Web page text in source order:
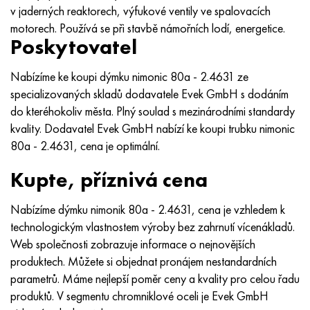
v jaderných reaktorech, výfukové ventily ve spalovacích
motorech. Používá se při stavbě námořních lodí, energetice.
Poskytovatel
Nabízíme ke koupi dýmku nimonic 80a - 2.4631 ze
specializovaných skladů dodavatele Evek GmbH s dodáním
do kteréhokoliv města. Plný soulad s mezinárodními standardy
kvality. Dodavatel Evek GmbH nabízí ke koupi trubku nimonic
80a - 2.4631, cena je optimální.
Kupte, příznivá cena
Nabízíme dýmku nimonik 80a - 2.4631, cena je vzhledem k
technologickým vlastnostem výroby bez zahrnutí vícenákladů.
Web společnosti zobrazuje informace o nejnovějších
produktech. Můžete si objednat pronájem nestandardních
parametrů. Máme nejlepší poměr ceny a kvality pro celou řadu
produktů. V segmentu chromniklové oceli je Evek GmbH
MP159
Multimet n155
Nicrofer 5923 hMo
Nicrofer 6030
Nitronik 40
Nitronik 50
Nitronic 60
Nitronik 75
Nimonic 80a
56DGNH
68NKhVKTYu
79NM, Magnifer 7904
80NM
80NMV-VI
80 NHS
81HMA
Druhy přesných slitin
Termobimetaly
HN73MBTYu
XN70YU
HN75 MBTYu
XN75TBYu
XN77TYu
XN77TYUR
HN78Т
HN80TBY
N65M, EP982
5B
TL5
V 6
TS-6
14 titan
SP -17
40 titan
1.4567 - AISI 304Cu
1,4570-aisi303Cu
1.4574 - Slitina PH 15-7 Mo®
1.4580 - AISI 316Cb
1,4597 - AISI 204Cu
Slitina 28 - 1,4563
Slitina 31 - 1,4562
Alloy 254smo® - 1,4547
Slitina 926 - 1,4529
15X16H2AM
18X11MNFB
18X12VMBFR
20X12VNMF
20H3MMF
21NKMT
37X12N8G8MFB
40X10X2M
40Х9С2
30X, AISI 5130, 30h
30hgs, 30hgs
30hgsa, 30hgsa
30hgsn2a, 30hgsna
30xn2ma, 30CrNiMo8
30хн3а, 31nicr14
34khn3ma, 36NiCrMo16, 35NiCrMo16
35hgs, 35hgs
35hgsa, 35hgsa